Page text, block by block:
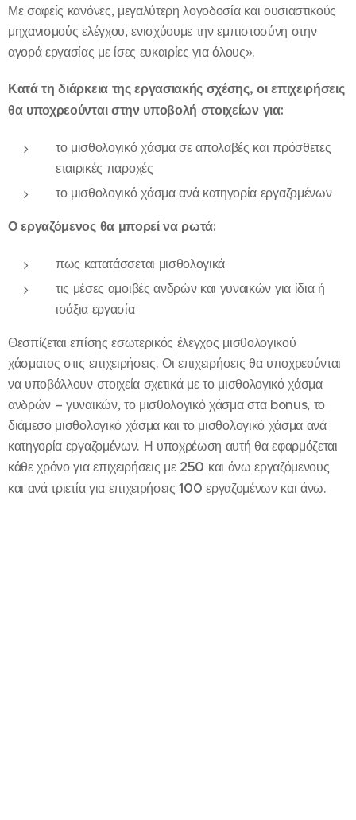
Με σαφείς κανόνες, μεγαλύτερη λογοδοσία και ουσιαστικούς
μηχανισμούς ελέγχου, ενισχύουμε την εμπιστοσύνη στην
αγορά εργασίας με ίσες ευκαιρίες για όλους».
Κατά τη διάρκεια της εργασιακής σχέσης, οι επιχειρήσεις
θα υποχρεούνται στην υποβολή στοιχείων για:
το μισθολογικό χάσμα σε απολαβές και πρόσθετες
εταιρικές παροχές
το μισθολογικό χάσμα ανά κατηγορία εργαζομένων
Ο εργαζόμενος θα μπορεί να ρωτά:
πως κατατάσσεται μισθολογικά
τις μέσες αμοιβές ανδρών και γυναικών για ίδια ή
ισάξια εργασία
Θεσπίζεται επίσης εσωτερικός έλεγχος μισθολογικού
χάσματος στις επιχειρήσεις. Οι επιχειρήσεις θα υποχρεούνται
να υποβάλλουν στοιχεία σχετικά με το μισθολογικό χάσμα
ανδρών – γυναικών, το μισθολογικό χάσμα στα bonus, το
διάμεσο μισθολογικό χάσμα και το μισθολογικό χάσμα ανά
κατηγορία εργαζομένων. Η υποχρέωση αυτή θα εφαρμόζεται
κάθε χρόνο για επιχειρήσεις με 250 και άνω εργαζόμενους
και ανά τριετία για επιχειρήσεις100 εργαζομένων και άνω.